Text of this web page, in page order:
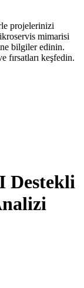
projelerinizi
mimarisi
bilgiler edinin.
fırsatları keşfedin.
Destekli